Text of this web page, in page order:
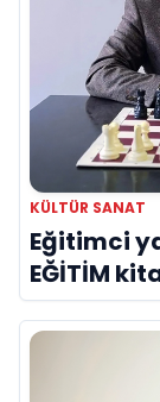
KÜLTÜR SANAT
Eğitimci
EĞİTİM
devam